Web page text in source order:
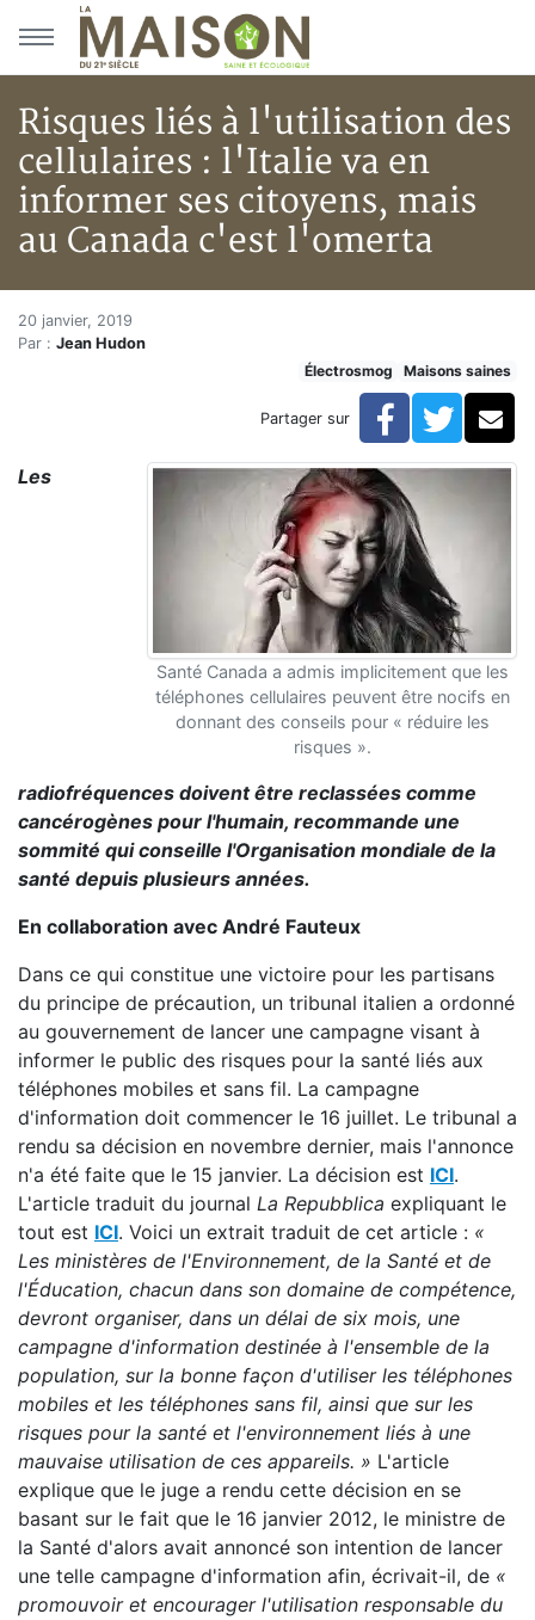
Aller au menu principal
Aller au contenu principal
Risques liés à l'utilisation des
cellulaires : l'Italie va en
informer ses citoyens, mais
au Canada c'est l'omerta
Accueil
Articles
Hypersensibilités environnementales
Risques liés à l'utilisation des cellulaires : l'Italie va
Risques liés à l'utilisation des
20 janvier, 2019
Par : Jean Hudon
Électrosmog
Maisons saines
Partager sur Facebook
Santé Canada a admis implicitement que les
téléphones cellulaires peuvent être nocifs en
donnant des conseils pour « réduire les
risques ».
Les
radiofréquences doivent être reclassées comme
cancérogènes pour l'humain, recommande une
sommité qui conseille l'Organisation mondiale de la
santé depuis plusieurs années.
En collaboration avec André Fauteux
Dans ce qui constitue une victoire pour les partisans
du principe de précaution, un tribunal italien a ordonné
au gouvernement de lancer une campagne visant à
informer le public des risques pour la santé liés aux
téléphones mobiles et sans fil. La campagne
d'information doit commencer le 16 juillet. Le tribunal a
rendu sa décision en novembre dernier, mais l'annonce
n'a été faite que le 15 janvier. La décision est ICI.
L'article traduit du journal La Repubblica expliquant le
tout est ICI. Voici un extrait traduit de cet article : «
Les ministères de l'Environnement, de la Santé et de
l'Éducation, chacun dans son domaine de compétence,
devront organiser, dans un délai de six mois, une
campagne d'information destinée à l'ensemble de la
population, sur la bonne façon d'utiliser les téléphones
mobiles et les téléphones sans fil, ainsi que sur les
risques pour la santé et l'environnement liés à une
mauvaise utilisation de ces appareils. » L'article
explique que le juge a rendu cette décision en se
basant sur le fait que le 16 janvier 2012, le ministre de
la Santé d'alors avait annoncé son intention de lancer
une telle campagne d'information afin, écrivait-il, de «
promouvoir et encourager l'utilisation responsable du